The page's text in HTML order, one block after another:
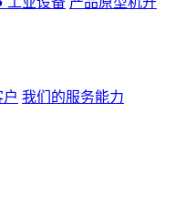
我们的服务能力